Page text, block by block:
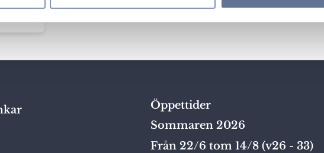
Öppettider
Sommaren 2026
Från 22/6 tom 14/8 (v26 - 33)